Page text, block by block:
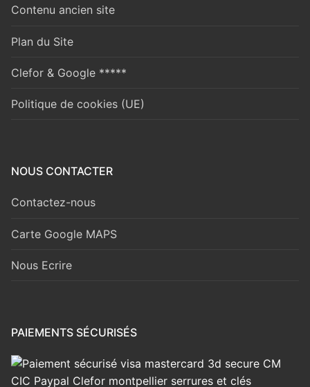
Contenu ancien site
Plan du Site
Clefor & Google *****
Politique de cookies (UE)
NOUS CONTACTER
Contactez-nous
Carte Google MAPS
Nous Ecrire
PAIEMENTS SÉCURISÉS